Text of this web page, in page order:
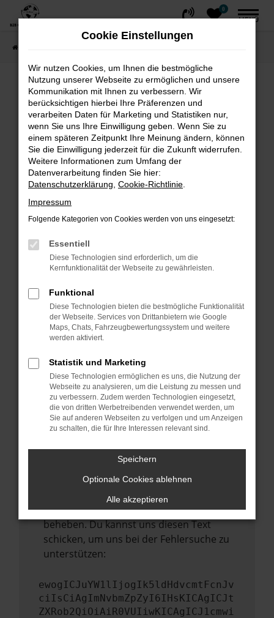
Zum
springen
0
MENÜ
Fehler: Network Error
Beim Laden ist ein Fehler aufgetreten.
Hier sind ein paar Tipps, die dir helfen können:
Überprüfe deine Firewall und deine
Internetverbindung.
Laden andere Webseiten, zum Beispiel
Prüfe deine Browsererweiterungen.
können das Laden bestimmter Seiten
verhindern. Funktioniert die Seite in einem
anderen Browser oder in einem privaten
Fenster?
Starte dein Gerät neu.
Das kann manchmal helfen,
vorübergehende Probleme zu beheben.
Stelle sicher, dass dein Browser und dein
Betriebssystem auf dem neuesten Stand
sind.
Veraltete Software birgt nicht nur ein
Sicherheitsrisiko, sondern kann auch dazu
führen, dass bestimmte Funktionen nicht
mehr unterstützt werden.
Wende dich an den Webseitenbetreiber.
Wenn du alle oben genannten Schritte
versucht hast, kontaktiere uns bitte. Wir
werden versuchen, das Problem zu
beheben. Du kannst uns diesen Text
schicken, um uns bei der Fehlersuche zu
unterstützen:
ewogICJuYW1lIjogIk5ldHdvcmtFcnJv
ciIsCiAgImNvbmZpZyI6IHsKICAgICJt
ZXRob2QiOiAiR0VUIiwKICAgICJ1cmwi
Cookie Einstellungen
Wir nutzen Cookies, um Ihnen die bestmögliche
Nutzung unserer Webseite zu ermöglichen und unsere
Kommunikation mit Ihnen zu verbessern. Wir
berücksichtigen hierbei Ihre Präferenzen und
verarbeiten Daten für Marketing und Statistiken nur,
wenn Sie uns Ihre Einwilligung geben. Wenn Sie zu
einem späteren Zeitpunkt Ihre Meinung ändern, können
Sie die Einwilligung jederzeit für die Zukunft widerrufen.
Weitere Informationen zum Umfang der
Datenverarbeitung finden Sie hier:
Datenschutzerklärung Cookie-Richtlinie
Impressum
Folgende Kategorien von Cookies werden von uns eingesetzt:
Essentiell
Diese Technologien sind erforderlich, um die
Kernfunktionalität der Webseite zu gewährleisten.
Funktional
Diese Technologien bieten die bestmögliche Funktionalität
der Webseite. Services von Drittanbietern wie Google
Maps, Chats, Fahrzeugbewertungssystem und weitere
werden aktiviert.
Statistik und Marketing
Diese Technologien ermöglichen es uns, die Nutzung der
Webseite zu analysieren, um die Leistung zu messen und
zu verbessern. Zudem werden Technologien eingesetzt,
die von dritten Werbetreibenden verwendet werden, um
Sie auf anderen Webseiten zu verfolgen und um Anzeigen
zu schalten, die für Ihre Interessen relevant sind.
Speichern
Optionale Cookies ablehnen
Alle akzeptieren